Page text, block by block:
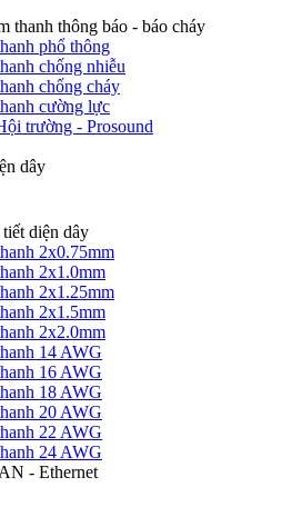
thanh thông báo - báo cháy
phổ thông
chống nhiễu
chống cháy
cường lực
trường - Prosound
dây
diện dây
2x0.75mm
2x1.0mm
2x1.25mm
2x1.5mm
2x2.0mm
14 AWG
16 AWG
18 AWG
20 AWG
22 AWG
24 AWG
- Ethernet